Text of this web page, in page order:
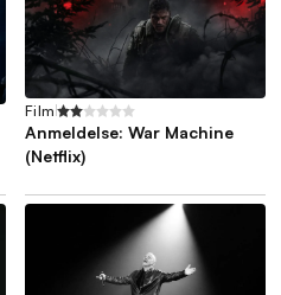
Film
Anmeldelse: War Machine
(Netflix)